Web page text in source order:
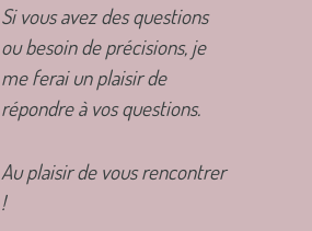
Si vous avez des questions
ou besoin de précisions, je
me ferai un plaisir de
répondre à vos questions.
Au plaisir de vous rencontrer
!